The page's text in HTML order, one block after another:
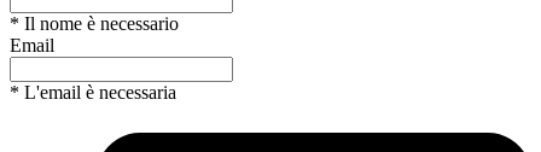
* Il nome è necessario
Email
* L'email è necessaria